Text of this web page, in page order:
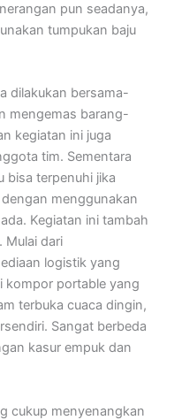
pun seadanya,
tumpukan baju
dilakukan bersama-
mengemas barang-
kegiatan ini juga
tim. Sementara
bisa terpenuhi jika
menggunakan
Kegiatan ini tambah
Mulai dari
logistik yang
kompor portable yang
terbuka cuaca dingin,
Sangat berbeda
kasur empuk dan
cukup menyenangkan